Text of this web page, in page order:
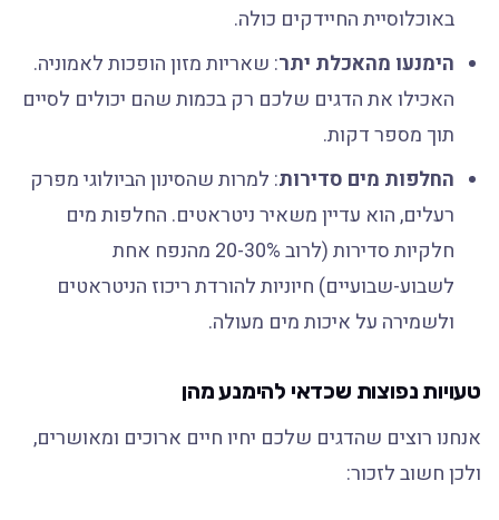
באוכלוסיית החיידקים כולה.
הימנעו מהאכלת יתר: שאריות מזון הופכות לאמוניה.
האכילו את הדגים שלכם רק בכמות שהם יכולים לסיים
תוך מספר דקות.
החלפות מים סדירות: למרות שהסינון הביולוגי מפרק
רעלים, הוא עדיין משאיר ניטראטים. החלפות מים
חלקיות סדירות (לרוב 20-30% מהנפח אחת
לשבוע-שבועיים) חיוניות להורדת ריכוז הניטראטים
ולשמירה על איכות מים מעולה.
טעויות נפוצות שכדאי להימנע מהן
אנחנו רוצים שהדגים שלכם יחיו חיים ארוכים ומאושרים,
ולכן חשוב לזכור: